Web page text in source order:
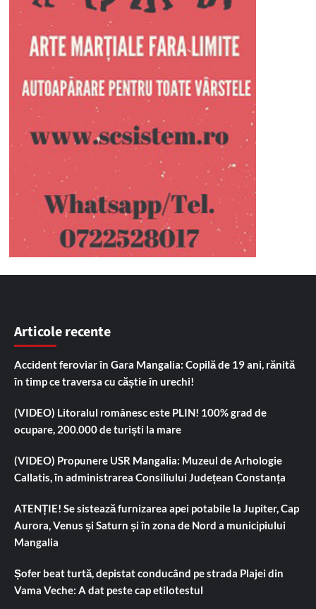
Articole recente
Accident feroviar în Gara Mangalia: Copilă de 19 ani, rănită
în timp ce traversa cu căștie în urechi!
(VIDEO) Litoralul românesc este PLIN! 100% grad de
ocupare, 200.000 de turiști la mare
(VIDEO) Propunere USR Mangalia: Muzeul de Arhologie
Callatis, în administrarea Consiliului Județean Constanța
ATENȚIE! Se sistează furnizarea apei potabile la Jupiter, Cap
Aurora, Venus și Saturn și în zona de Nord a municipiului
Mangalia
Șofer beat turtă, depistat conducând pe strada Plajei din
Vama Veche: A dat peste cap etilotestul